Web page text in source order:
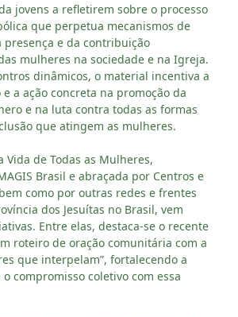
jovens a refletirem sobre o processo
que perpetua mecanismos de
presença e da contribuição
mulheres na sociedade e na Igreja.
dinâmicos, o material incentiva a
a ação concreta na promoção da
e na luta contra todas as formas
que atingem as mulheres.
Vida de Todas as Mulheres,
Brasil e abraçada por Centros e
como por outras redes e frentes
dos Jesuítas no Brasil, vem
Entre elas, destaca-se o recente
roteiro de oração comunitária com a
que interpelam”, fortalecendo a
compromisso coletivo com essa